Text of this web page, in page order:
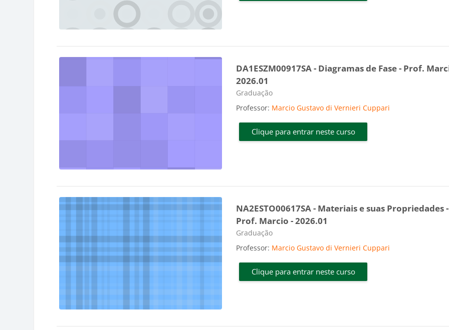
DA1ESZM00917SA - Diagramas de Fase - Prof.
2026.01
Categoria do curso
Graduação
Professor: Marcio Gustavo di Vernieri Cuppari
Clique para entrar neste curso
NA2ESTO00617SA - Materiais e suas Propriedades -
Prof. Marcio - 2026.01
Categoria do curso
Graduação
Professor: Marcio Gustavo di Vernieri Cuppari
Clique para entrar neste curso